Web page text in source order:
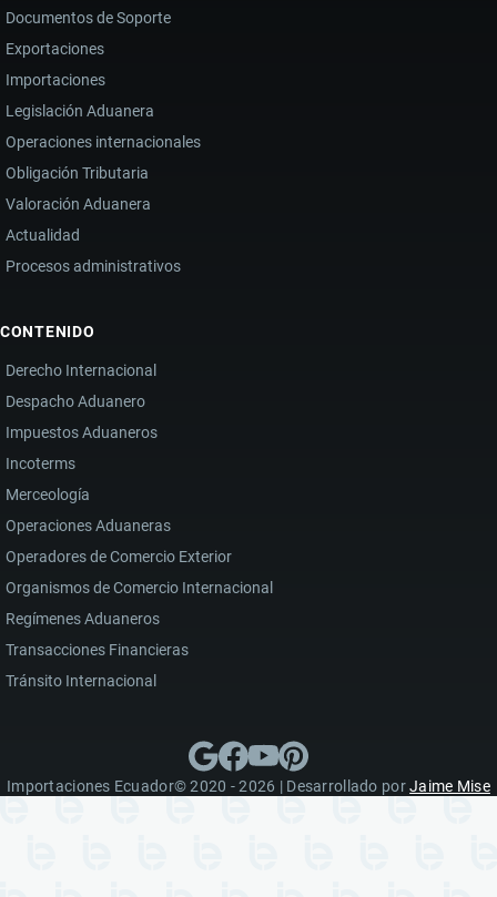
Documentos de Soporte
Exportaciones
Importaciones
Legislación Aduanera
Operaciones internacionales
Obligación Tributaria
Valoración Aduanera
Actualidad
Procesos administrativos
CONTENIDO
Derecho Internacional
Despacho Aduanero
Impuestos Aduaneros
Incoterms
Merceología
Operaciones Aduaneras
Operadores de Comercio Exterior
Organismos de Comercio Internacional
Regímenes Aduaneros
Transacciones Financieras
Tránsito Internacional
Importaciones Ecuador© 2020 - 2026 | Desarrollado porJaime Mise